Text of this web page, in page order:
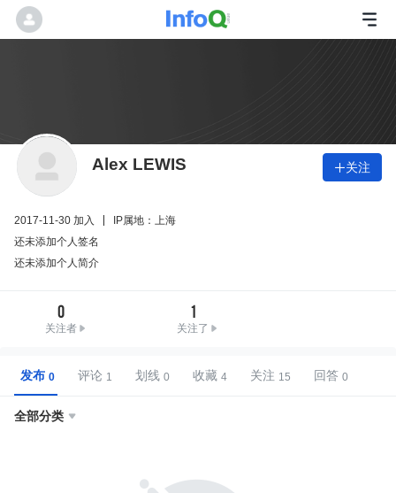
Alex LEWIS 关注
2017-11-30 加入
IP属地：上海
还未添加个人签名
还未添加个人简介
0
关注者
1
关注了
发布 评论 划线 收藏 关注 回答
全部分类 